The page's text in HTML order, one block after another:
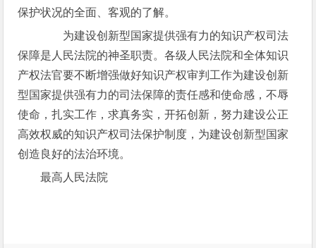
保护状况的全面、客观的了解。
为建设创新型国家提供强有力的知识产权司法
保障是人民法院的神圣职责。各级人民法院和全体知识
产权法官要不断增强做好知识产权审判工作为建设创新
型国家提供强有力的司法保障的责任感和使命感，不辱
使命，扎实工作，求真务实，开拓创新，努力建设公正
高效权威的知识产权司法保护制度，为建设创新型国家
创造良好的法治环境。
最高人民法院